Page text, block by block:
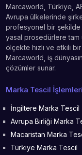
Marcaworld, Türkiye,
Avrupa ülkelerinde
profesyonel bir şekilde
yasal prosedürlere tam
ölçekte hızlı ve etkili bir
Marcaworld, iş
çözümler sunar.
Marka Tescil İşlemleri
İngiltere Marka Tescil
Avrupa Birliği Marka
Macaristan Marka
Türkiye Marka Tescil